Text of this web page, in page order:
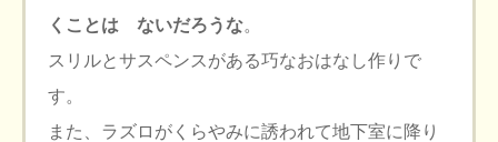
くことは ないだろうな。
スリルとサスペンスがある巧なおはなし作りで
す。
また、ラズロがくらやみに誘われて地下室に降り